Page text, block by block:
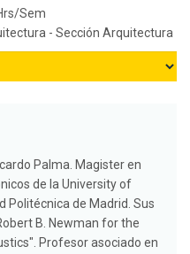
Sem
- Sección Arquitectura
Palma. Magister en
de la University of
Politécnica de Madrid. Sus
B. Newman for the
Profesor asociado en